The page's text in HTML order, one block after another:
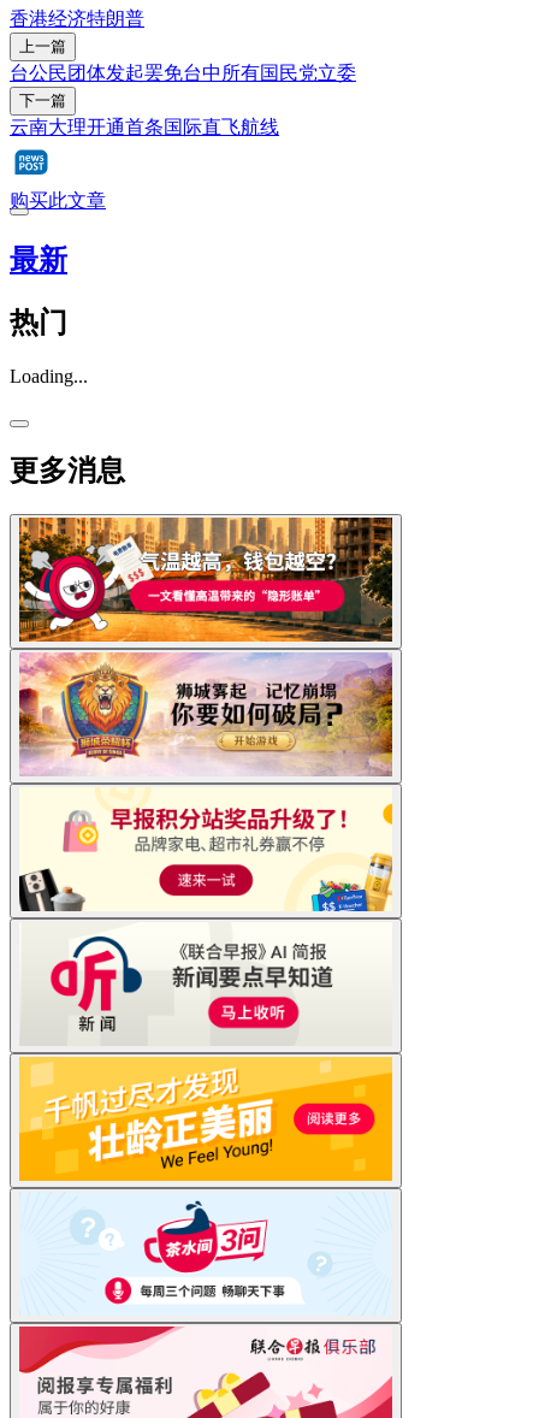
香港经济特朗普
上一篇
台公民团体发起罢免台中所有国民党立委
下一篇
云南大理开通首条国际直飞航线
购买此文章
最新
热门
Loading...
更多消息